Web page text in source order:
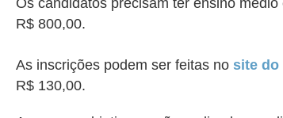
Os candidatos precisam ter ensino
R$ 800,00.
As inscrições podem ser feitas no site do
R$ 130,00.